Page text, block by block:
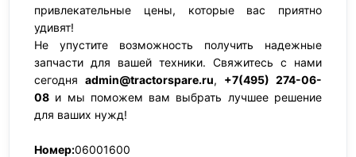
привлекательные цены, которые вас приятно
удивят!
Не упустите возможность получить надежные
запчасти для вашей техники. Свяжитесь с нами
сегодня admin@tractorspare.ru, +7(495) 274-06-
08 и мы поможем вам выбрать лучшее решение
для ваших нужд!
Номер:06001600